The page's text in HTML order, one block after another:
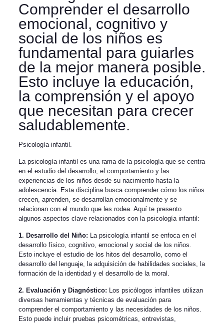
Comprender el desarrollo
emocional, cognitivo y
social de los niños es
fundamental para guiarles
de la mejor manera posible.
Esto incluye la educación,
la comprensión y el apoyo
que necesitan para crecer
saludablemente.
Psicología infantil.
La psicología infantil es una rama de la psicología que se centra
en el estudio del desarrollo, el comportamiento y las
experiencias de los niños desde su nacimiento hasta la
adolescencia. Esta disciplina busca comprender cómo los niños
crecen, aprenden, se desarrollan emocionalmente y se
relacionan con el mundo que les rodea. Aquí te presento
algunos aspectos clave relacionados con la psicología infantil:
1. Desarrollo del Niño: La psicología infantil se enfoca en el
desarrollo físico, cognitivo, emocional y social de los niños.
Esto incluye el estudio de los hitos del desarrollo, como el
desarrollo del lenguaje, la adquisición de habilidades sociales, la
formación de la identidad y el desarrollo de la moral.
2. Evaluación y Diagnóstico: Los psicólogos infantiles utilizan
diversas herramientas y técnicas de evaluación para
comprender el comportamiento y las necesidades de los niños.
Esto puede incluir pruebas psicométricas, entrevistas,